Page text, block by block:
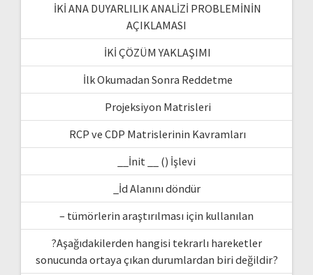
İKİ ANA DUYARLILIK ANALİZİ PROBLEMİNİN
AÇIKLAMASI
İKİ ÇÖZÜM YAKLAŞIMI
İlk Okumadan Sonra Reddetme
Projeksiyon Matrisleri
RCP ve CDP Matrislerinin Kavramları
__İnit __ () İşlevi
_İd Alanını döndür
– tümörlerin araştırılması için kullanılan
?Aşağıdakilerden hangisi tekrarlı hareketler
sonucunda ortaya çıkan durumlardan biri değildir?